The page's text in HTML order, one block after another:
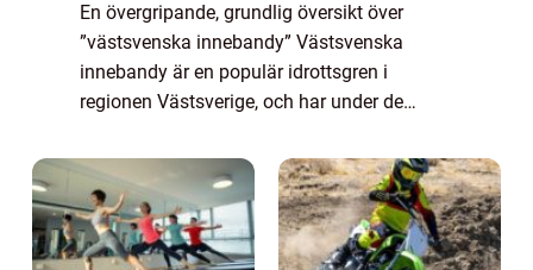
En övergripande, grundlig översikt över
”västsvenska innebandy” Västsvenska
innebandy är en populär idrottsgren i
regionen Västsverige, och har under de
spelstil och de regler som används inom
den...